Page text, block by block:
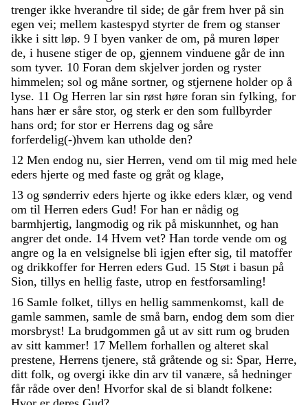
trenger ikke hverandre til side; de går frem hver på sin
egen vei; mellem kastespyd styrter de frem og stanser
ikke i sitt løp. 9 I byen vanker de om, på muren løper
de, i husene stiger de op, gjennem vinduene går de inn
som tyver. 10 Foran dem skjelver jorden og ryster
himmelen; sol og måne sortner, og stjernene holder op å
lyse. 11 Og Herren lar sin røst høre foran sin fylking, for
hans hær er såre stor, og sterk er den som fullbyrder
hans ord; for stor er Herrens dag og såre
forferdelig(-)hvem kan utholde den?
12 Men endog nu, sier Herren, vend om til mig med hele
eders hjerte og med faste og gråt og klage,
13 og sønderriv eders hjerte og ikke eders klær, og vend
om til Herren eders Gud! For han er nådig og
barmhjertig, langmodig og rik på miskunnhet, og han
angrer det onde. 14 Hvem vet? Han torde vende om og
angre og la en velsignelse bli igjen efter sig, til matoffer
og drikkoffer for Herren eders Gud. 15 Støt i basun på
Sion, tillys en hellig faste, utrop en festforsamling!
16 Samle folket, tillys en hellig sammenkomst, kall de
gamle sammen, samle de små barn, endog dem som dier
morsbryst! La brudgommen gå ut av sitt rum og bruden
av sitt kammer! 17 Mellem forhallen og alteret skal
prestene, Herrens tjenere, stå gråtende og si: Spar, Herre,
ditt folk, og overgi ikke din arv til vanære, så hedninger
får råde over den! Hvorfor skal de si blandt folkene: